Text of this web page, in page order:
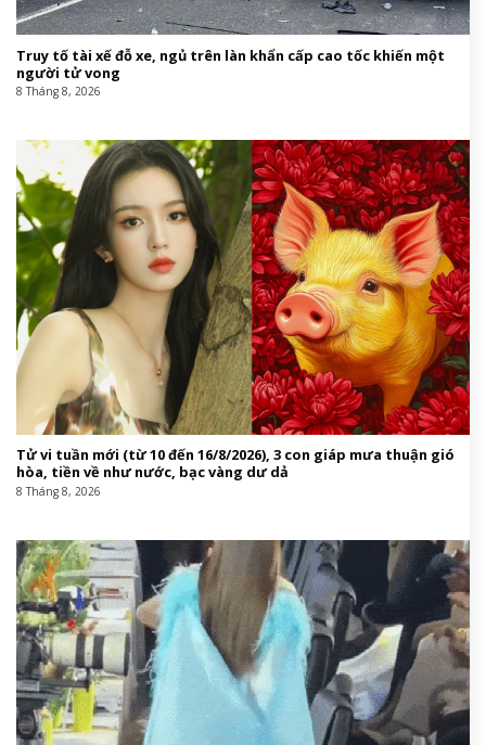
Truy tố tài xế đỗ xe, ngủ trên làn khẩn cấp cao tốc khiến một
người tử vong
8 Tháng 8, 2026
Tử vi tuần mới (từ 10 đến 16/8/2026), 3 con giáp mưa thuận gió
hòa, tiền về như nước, bạc vàng dư dả
8 Tháng 8, 2026